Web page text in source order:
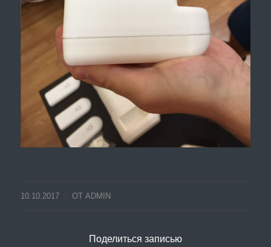
10.10.2017 ОТ ADMIN
Поделиться записью